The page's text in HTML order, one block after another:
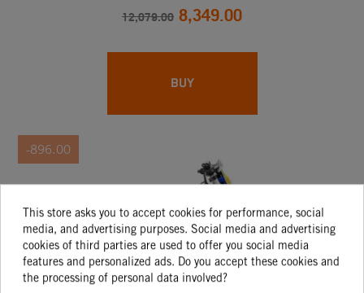
12,079.00 8,349.00
BUY
-896.00
This store asks you to accept cookies for performance, social
media, and advertising purposes. Social media and advertising
cookies of third parties are used to offer you social media
features and personalized ads. Do you accept these cookies and
the processing of personal data involved?